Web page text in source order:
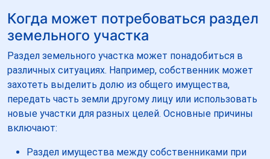
Когда может потребоваться раздел
земельного участка
Раздел земельного участка может понадобиться в
различных ситуациях. Например, собственник может
захотеть выделить долю из общего имущества,
передать часть земли другому лицу или использовать
новые участки для разных целей. Основные причины
включают:
Раздел имущества между собственниками при